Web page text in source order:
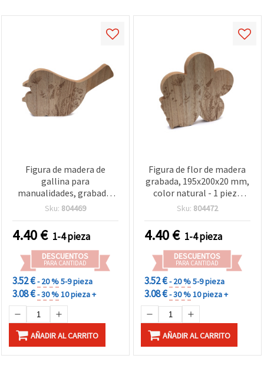
Figura de madera de
gallina para
manualidades, grabada,
color natural, 250x130x20
Sku: 804469
4.40€ 1-4 pieza
DESCUENTOS
PARA CANTIDAD
3.52 €- 20 %5-9 pieza
3.08 €- 30 %10 pieza +
AÑADIR AL CARRITO
Figura de flor de madera
grabada, 195x200x20 mm,
color natural - 1 pieza
para manualidades y
Sku: 804472
4.40€ 1-4 pieza
DESCUENTOS
PARA CANTIDAD
3.52 €- 20 %5-9 pieza
3.08 €- 30 %10 pieza +
AÑADIR AL CARRITO